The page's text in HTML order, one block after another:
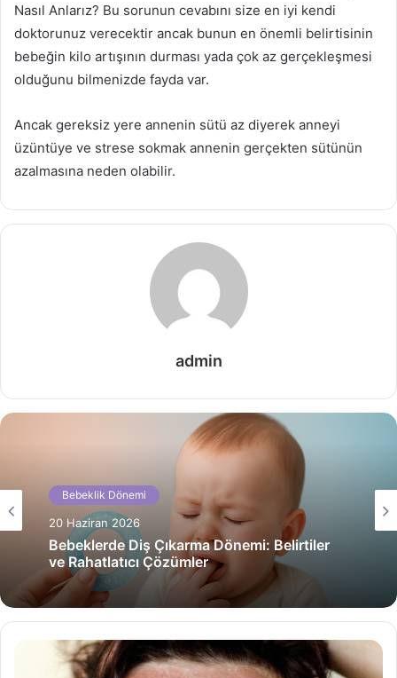
Nasıl Anlarız? Bu sorunun cevabını size en iyi kendi
doktorunuz verecektir ancak bunun en önemli belirtisinin
bebeğin kilo artışının durması yada çok az gerçekleşmesi
olduğunu bilmenizde fayda var.
Ancak gereksiz yere annenin sütü az diyerek anneyi
üzüntüye ve strese sokmak annenin gerçekten sütünün
azalmasına neden olabilir.
admin
Bebeklik Dönemi
20 Haziran 2026
Bebeklerde Diş Çıkarma Dönemi: Belirtiler
ve Rahatlatıcı Çözümler